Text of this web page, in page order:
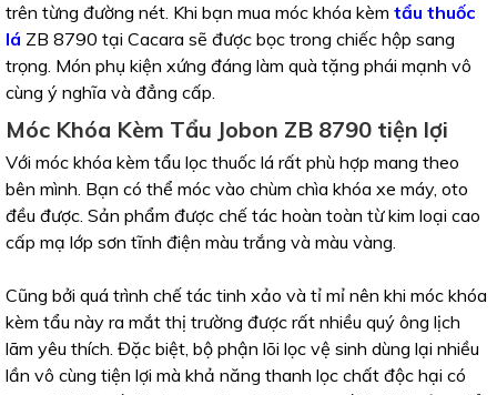
trên từng đường nét. Khi bạn mua móc khóa kèm tẩu thuốc
lá ZB 8790 tại Cacara sẽ được bọc trong chiếc hộp sang
trọng. Món phụ kiện xứng đáng làm quà tặng phái mạnh vô
cùng ý nghĩa và đẳng cấp.
Móc Khóa Kèm Tẩu Jobon ZB 8790 tiện lợi
Với móc khóa kèm tẩu lọc thuốc lá rất phù hợp mang theo
bên mình. Bạn có thể móc vào chùm chìa khóa xe máy, oto
đều được. Sản phẩm được chế tác hoàn toàn từ kim loại cao
cấp mạ lớp sơn tĩnh điện màu trắng và màu vàng.
Cũng bởi quá trình chế tác tinh xảo và tỉ mỉ nên khi móc khóa
kèm tẩu này ra mắt thị trường được rất nhiều quý ông lịch
lãm yêu thích. Đặc biệt, bộ phận lõi lọc vệ sinh dùng lại nhiều
lần vô cùng tiện lợi mà khả năng thanh lọc chất độc hại có